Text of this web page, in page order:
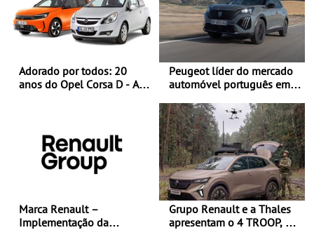
Adorado por todos: 20
anos do Opel Corsa D - A
Automóvel Britânico, em
Londres
Peugeot líder do mercado
automóvel português em
semestre
Marca Renault –
Implementação da
Grupo Renault e a Thales
apresentam o 4 TROOP, um